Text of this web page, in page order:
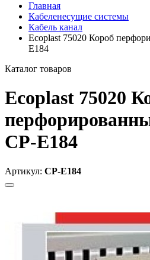
Главная
Кабеленесущие системы
Кабель канал
Ecoplast 75020 Короб
E184
Каталог товаров
Ecoplast 75020
CP-E184
Артикул: CP-E184